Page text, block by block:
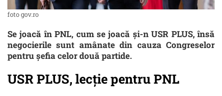
foto gov.ro
Se joacă în PNL, cum se joacă și-n USR PLUS, însă
negocierile sunt amânate din cauza Congreselor
pentru șefia celor două partide.
USR PLUS, lecție pentru PNL